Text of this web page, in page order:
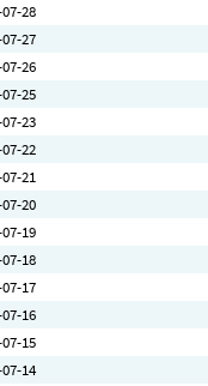
28
27
26
25
23
22
21
20
19
18
17
16
15
14